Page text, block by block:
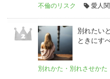
不倫のリスク 愛人
別れたい
ときにす
別れかた・別れさせかた